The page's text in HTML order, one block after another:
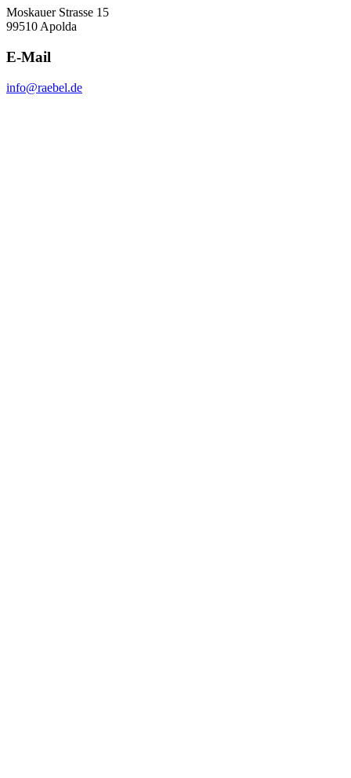
Moskauer Strasse 15
99510 Apolda
E-Mail
info@raebel.de